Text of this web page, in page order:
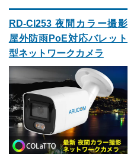
RD-CI253 夜間カラー撮影
屋外防雨PoE対応バレット
型ネットワークカメラ